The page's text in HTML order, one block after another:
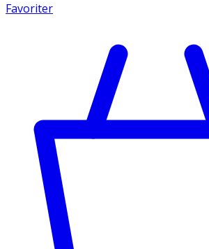
Favoriter